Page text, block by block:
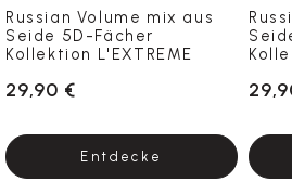
Russian Volume mix aus
Seide 5D-Fächer
Kollektion L'EXTREME
29,90 €
Entdecke